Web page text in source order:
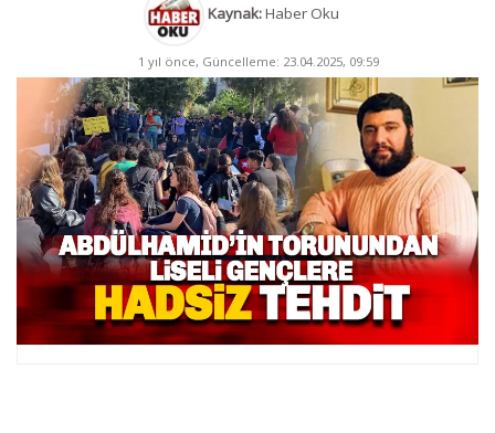
Kaynak:Haber Oku
1 yıl önce, Güncelleme: 23.04.2025, 09:59